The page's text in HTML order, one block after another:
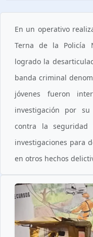
En un operativo
Terna de la Policía
logrado la
banda criminal
jóvenes fueron
investigación por
contra la seguridad
investigaciones para
en otros hechos